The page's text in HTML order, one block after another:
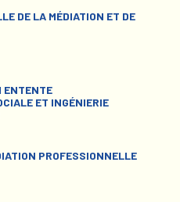
DE LA MÉDIATION ET DE
ENTENTE
ET INGÉNIERIE
PROFESSIONNELLE